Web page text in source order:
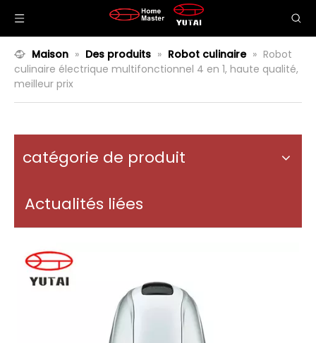
Maison » Des produits » Robot culinaire » Robot
culinaire électrique multifonctionnel 4 en 1, haute qualité,
meilleur prix
catégorie de produit
Actualités liées